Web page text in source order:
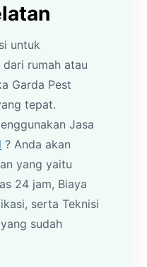
untuk
rumah atau
Garda Pest
tepat.
Jasa
? Anda akan
yang yaitu
24 jam, Biaya
serta Teknisi
sudah